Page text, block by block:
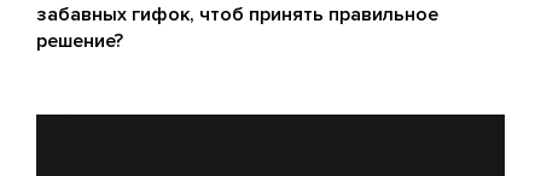
забавных гифок, чтоб принять правильное
решение?